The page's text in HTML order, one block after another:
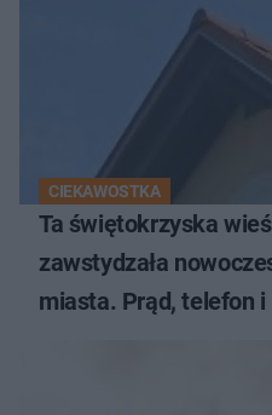
CIEKAWOSTKA
Ta świętokrzyska
zawstydzała
miasta. Prąd, telefon